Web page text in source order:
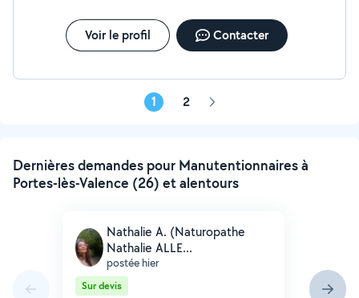
Voir le profil Contacter
1 2 Page
Dernières demandes pour Manutentionnaires à
Portes-lès-Valence (26) et alentours
Nathalie A. (Naturopathe
Nathalie ALLE...
postée hier
Sur devis